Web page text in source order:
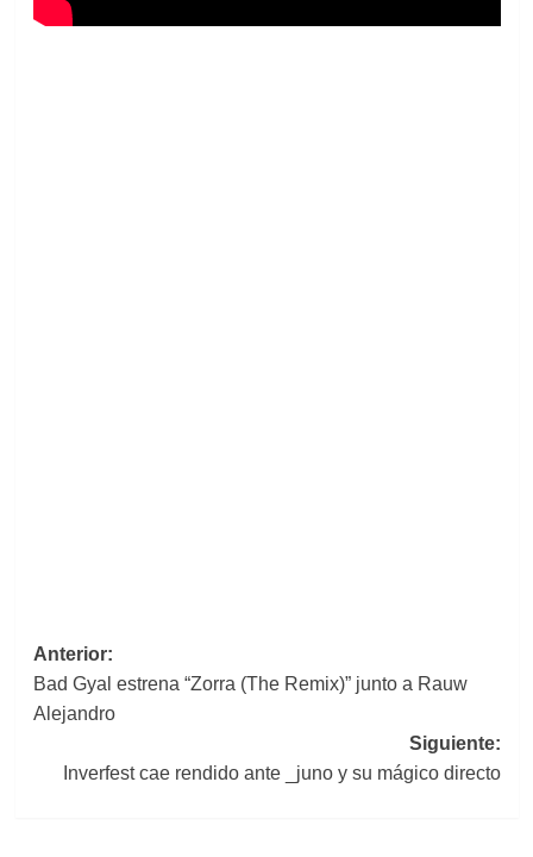
Navegación
de
entradas
Anterior:
Bad Gyal estrena “Zorra (The Remix)” junto a Rauw
Alejandro
Siguiente:
Inverfest cae rendido ante _juno y su mágico directo